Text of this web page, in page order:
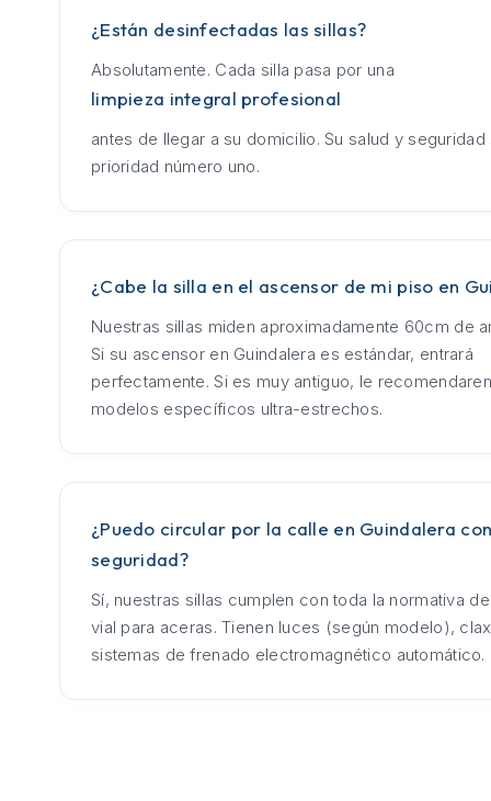
¿Están desinfectadas las sillas?
Absolutamente. Cada silla pasa por una
limpieza integral profesional
antes de llegar a su domicilio. Su salud y seguridad
prioridad número uno.
¿Cabe la silla en el ascensor de mi piso en
Nuestras sillas miden aproximadamente 60cm de
Si su ascensor en Guindalera es estándar, entrará
perfectamente. Si es muy antiguo, le
modelos específicos ultra-estrechos.
¿Puedo circular por la calle en Guindalera
seguridad?
Sí, nuestras sillas cumplen con toda la normativa
vial para aceras. Tienen luces (según modelo),
sistemas de frenado electromagnético automático.